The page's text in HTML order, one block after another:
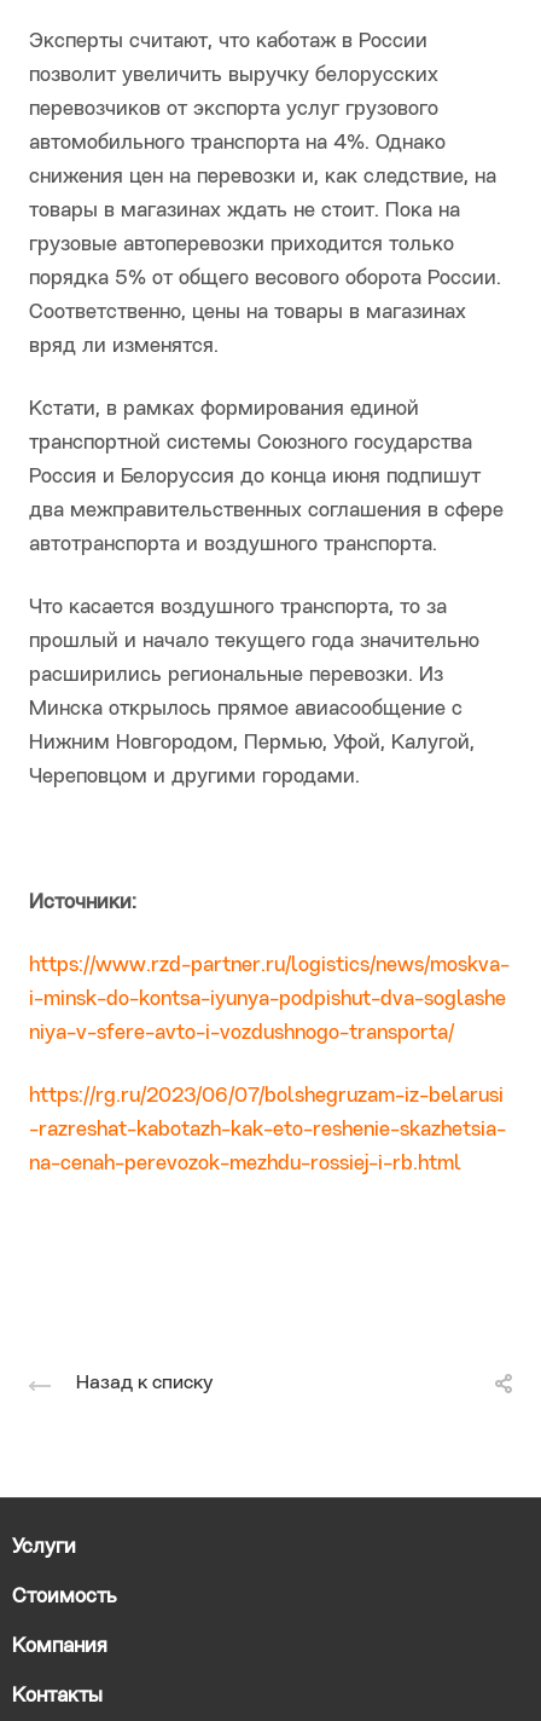
Эксперты считают, что каботаж в России
позволит увеличить выручку белорусских
перевозчиков от экспорта услуг грузового
автомобильного транспорта на 4%. Однако
снижения цен на перевозки и, как следствие, на
товары в магазинах ждать не стоит. Пока на
грузовые автоперевозки приходится только
порядка 5% от общего весового оборота России.
Соответственно, цены на товары в магазинах
вряд ли изменятся.
Кстати, в рамках формирования единой
транспортной системы Союзного государства
Россия и Белоруссия до конца июня подпишут
два межправительственных соглашения в сфере
автотранспорта и воздушного транспорта.
Что касается воздушного транспорта, то за
прошлый и начало текущего года значительно
расширились региональные перевозки. Из
Минска открылось прямое авиасообщение с
Нижним Новгородом, Пермью, Уфой, Калугой,
Череповцом и другими городами.
Источники:
https://www.rzd-partner.ru/logistics/news/moskva-
i-minsk-do-kontsa-iyunya-podpishut-dva-soglashe
niya-v-sfere-avto-i-vozdushnogo-transporta/
https://rg.ru/2023/06/07/bolshegruzam-iz-belarusi
-razreshat-kabotazh-kak-eto-reshenie-skazhetsia-
na-cenah-perevozok-mezhdu-rossiej-i-rb.html
Назад к списку
Услуги
Стоимость
Компания
Контакты